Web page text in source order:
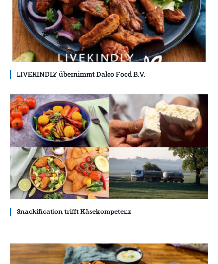
LIVEKINDLY übernimmt Dalco Food B.V.
Snackification trifft Käsekompetenz